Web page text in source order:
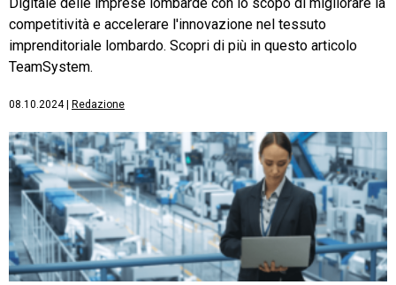
competitività e accelerare l'innovazione nel tessuto
imprenditoriale lombardo. Scopri di più in questo articolo
TeamSystem.
08.10.2024| Redazione